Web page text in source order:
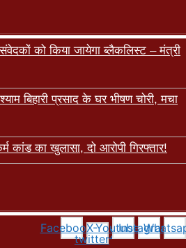
को किया जायेगा ब्लैकलिस्ट – मंत्री
बिहारी प्रसाद के घर भीषण चोरी, मचा
कांड का खुलासा, दो आरोपी गिरफ्तार!
FacebookX-
twitter
YoutubeInstagram